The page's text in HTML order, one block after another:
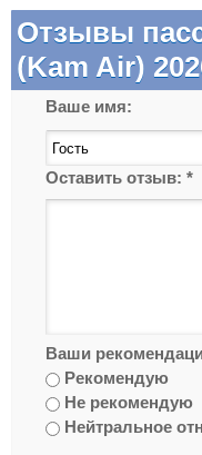
Отзывы
(Kam Air)
Ваше имя:
Оставить отзыв: *
Ваши
Рекомендую
Не рекомендую
Нейтральное